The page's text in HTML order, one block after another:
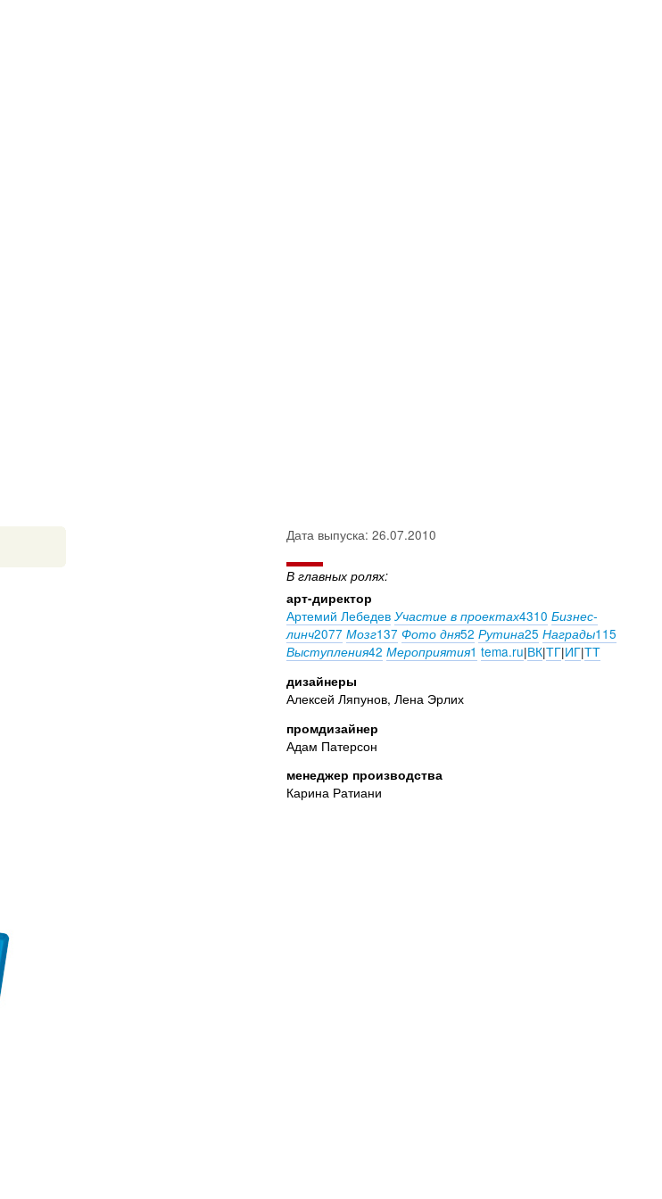
Дата выпуска: 26.07.2010
В главных ролях:
арт-директор
Артемий Лебедев Участие в проектах4310 Бизнес-
линч2077 Мозг137 Фото дня52 Рутина25 Награды115
Выступления42 Мероприятия1 tema.ru|ВК|ТГ|ИГ|ТТ
дизайнеры
Алексей Ляпунов, Лена Эрлих
промдизайнер
Адам Патерсон
менеджер производства
Карина Ратиани